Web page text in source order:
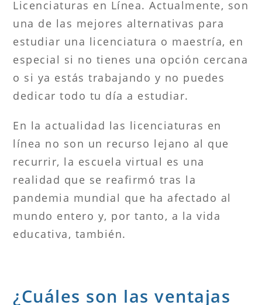
Licenciaturas en Línea. Actualmente, son
una de las mejores alternativas para
estudiar una licenciatura o maestría, en
especial si no tienes una opción cercana
o si ya estás trabajando y no puedes
dedicar todo tu día a estudiar.
En la actualidad las licenciaturas en
línea no son un recurso lejano al que
recurrir, la escuela virtual es una
realidad que se reafirmó tras la
pandemia mundial que ha afectado al
mundo entero y, por tanto, a la vida
educativa, también.
¿Cuáles son las ventajas